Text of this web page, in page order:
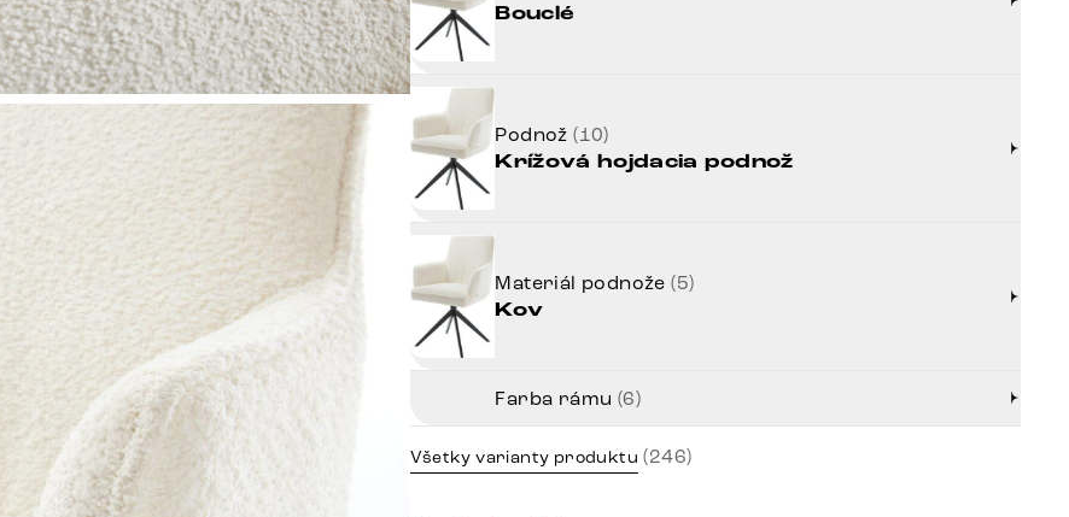
Bouclé
Podnož(10)
Krížová hojdacia podnož
Materiál podnože(5)
Kov
Farba rámu (6)
Všetky varianty produktu (246)